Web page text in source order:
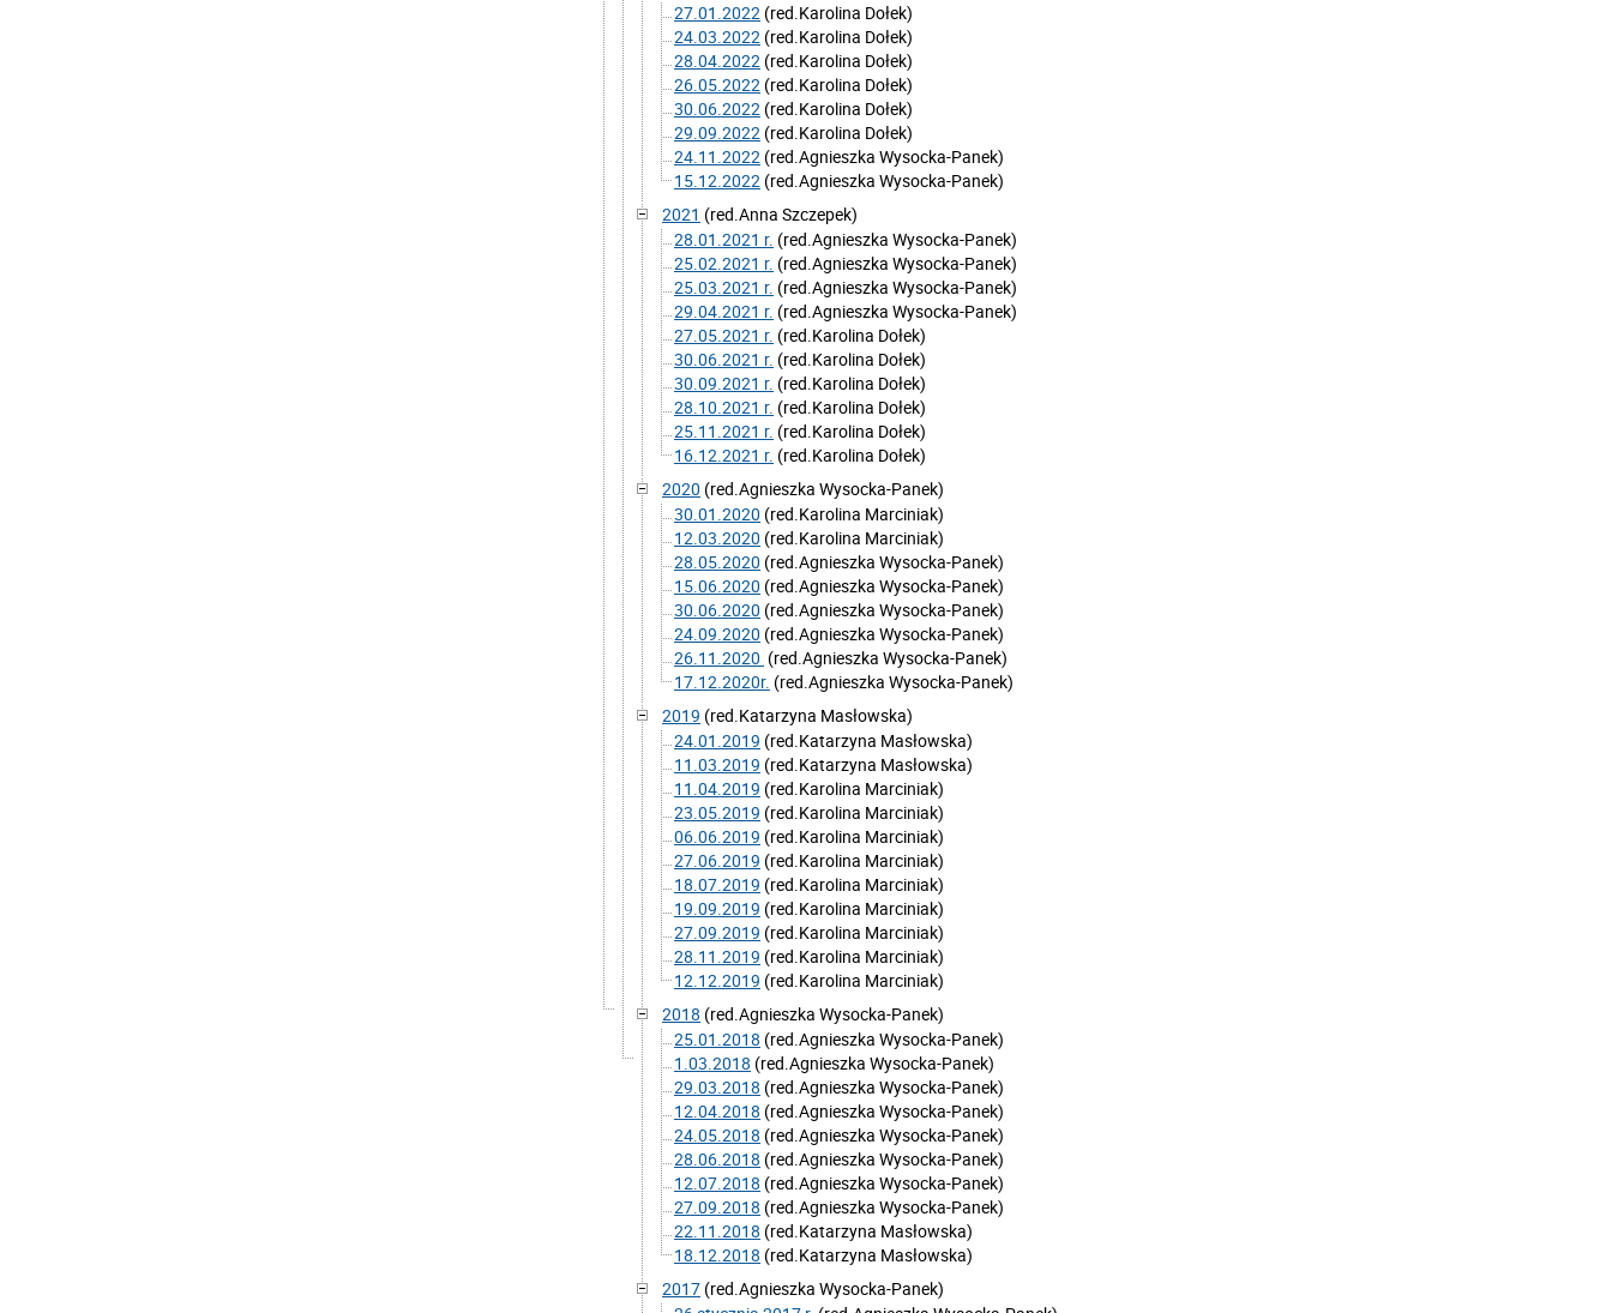
27.01.2022 (red.Karolina Dołek)
24.03.2022 (red.Karolina Dołek)
28.04.2022 (red.Karolina Dołek)
26.05.2022 (red.Karolina Dołek)
30.06.2022 (red.Karolina Dołek)
29.09.2022 (red.Karolina Dołek)
24.11.2022 (red.Agnieszka Wysocka-Panek)
15.12.2022 (red.Agnieszka Wysocka-Panek)
2021 (red.Anna Szczepek)
28.01.2021 r. (red.Agnieszka Wysocka-Panek)
25.02.2021 r. (red.Agnieszka Wysocka-Panek)
25.03.2021 r. (red.Agnieszka Wysocka-Panek)
29.04.2021 r. (red.Agnieszka Wysocka-Panek)
27.05.2021 r. (red.Karolina Dołek)
30.06.2021 r. (red.Karolina Dołek)
30.09.2021 r. (red.Karolina Dołek)
28.10.2021 r. (red.Karolina Dołek)
25.11.2021 r. (red.Karolina Dołek)
16.12.2021 r. (red.Karolina Dołek)
2020 (red.Agnieszka Wysocka-Panek)
30.01.2020 (red.Karolina Marciniak)
12.03.2020 (red.Karolina Marciniak)
28.05.2020 (red.Agnieszka Wysocka-Panek)
15.06.2020 (red.Agnieszka Wysocka-Panek)
30.06.2020 (red.Agnieszka Wysocka-Panek)
24.09.2020 (red.Agnieszka Wysocka-Panek)
26.11.2020 (red.Agnieszka Wysocka-Panek)
17.12.2020r. (red.Agnieszka Wysocka-Panek)
2019 (red.Katarzyna Masłowska)
24.01.2019 (red.Katarzyna Masłowska)
11.03.2019 (red.Katarzyna Masłowska)
11.04.2019 (red.Karolina Marciniak)
23.05.2019 (red.Karolina Marciniak)
06.06.2019 (red.Karolina Marciniak)
27.06.2019 (red.Karolina Marciniak)
18.07.2019 (red.Karolina Marciniak)
19.09.2019 (red.Karolina Marciniak)
27.09.2019 (red.Karolina Marciniak)
28.11.2019 (red.Karolina Marciniak)
12.12.2019 (red.Karolina Marciniak)
2018 (red.Agnieszka Wysocka-Panek)
25.01.2018 (red.Agnieszka Wysocka-Panek)
1.03.2018 (red.Agnieszka Wysocka-Panek)
29.03.2018 (red.Agnieszka Wysocka-Panek)
12.04.2018 (red.Agnieszka Wysocka-Panek)
24.05.2018 (red.Agnieszka Wysocka-Panek)
28.06.2018 (red.Agnieszka Wysocka-Panek)
12.07.2018 (red.Agnieszka Wysocka-Panek)
27.09.2018 (red.Agnieszka Wysocka-Panek)
22.11.2018 (red.Katarzyna Masłowska)
18.12.2018 (red.Katarzyna Masłowska)
2017 (red.Agnieszka Wysocka-Panek)